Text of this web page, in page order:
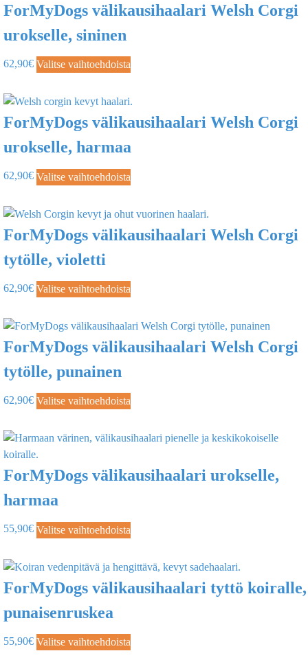
ForMyDogs välikausihaalari Welsh Corgi
urokselle, sininen
62,90€ Valitse vaihtoehdoista
ForMyDogs välikausihaalari Welsh Corgi
urokselle, harmaa
62,90€ Valitse vaihtoehdoista
ForMyDogs välikausihaalari Welsh Corgi
tytölle, violetti
62,90€ Valitse vaihtoehdoista
ForMyDogs välikausihaalari Welsh Corgi
tytölle, punainen
62,90€ Valitse vaihtoehdoista
ForMyDogs välikausihaalari urokselle,
harmaa
55,90€ Valitse vaihtoehdoista
ForMyDogs välikausihaalari tyttö koiralle,
punaisenruskea
55,90€ Valitse vaihtoehdoista